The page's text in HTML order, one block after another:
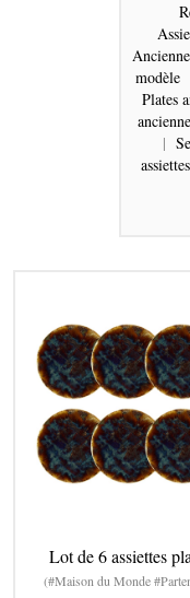
modèle
Plates
|
Lot de 6 assiettes
(#Maison du Monde